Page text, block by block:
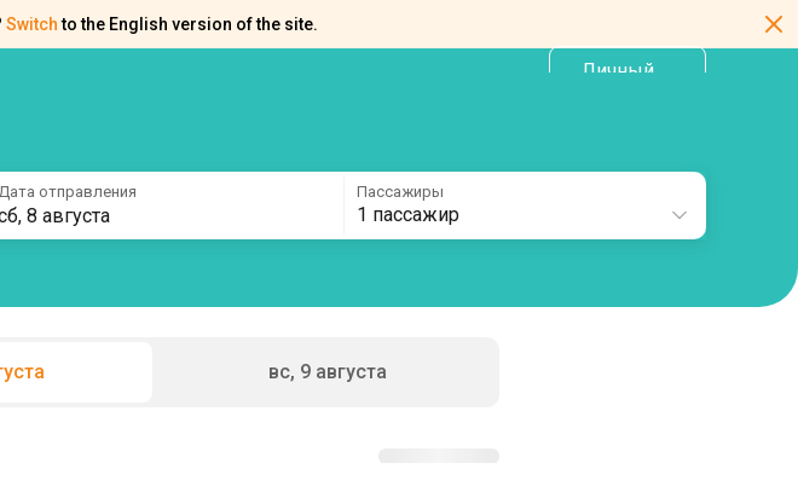
Switch to the English version of the site.
Личный
отправления
8 августа
Пассажиры
1 пассажир
вс, 9 августа